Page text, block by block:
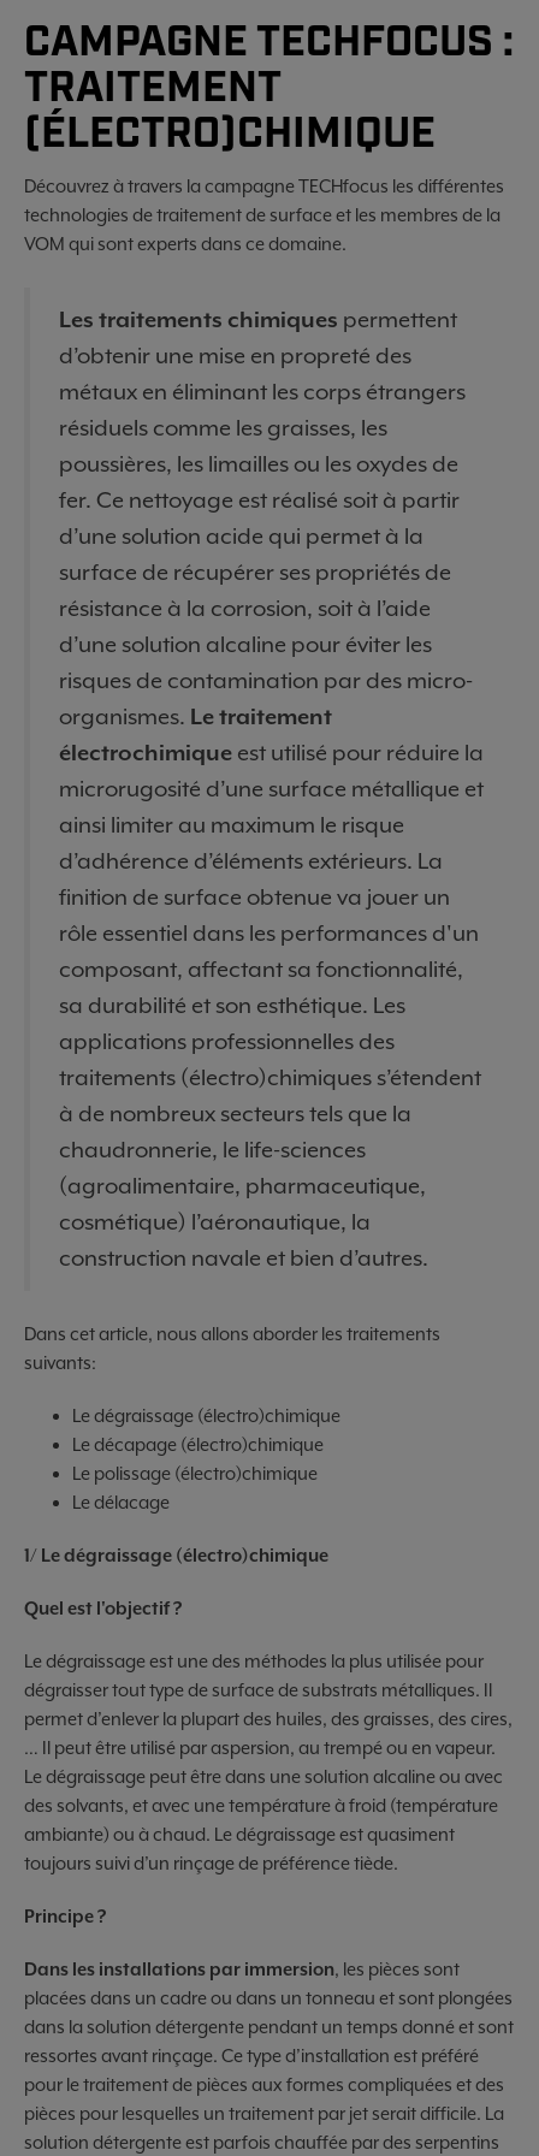
CAMPAGNE TECHFOCUS :
TRAITEMENT
(ÉLECTRO)CHIMIQUE
Découvrez à travers la campagne TECHfocus les différentes
technologies de traitement de surface et les membres de la
VOM qui sont experts dans ce domaine.
Les traitements chimiques permettent
d’obtenir une mise en propreté des
métaux en éliminant les corps étrangers
résiduels comme les graisses, les
poussières, les limailles ou les oxydes de
fer. Ce nettoyage est réalisé soit à partir
d’une solution acide qui permet à la
surface de récupérer ses propriétés de
résistance à la corrosion, soit à l’aide
d’une solution alcaline pour éviter les
risques de contamination par des micro-
organismes. Le traitement
électrochimique est utilisé pour réduire la
microrugosité d’une surface métallique et
ainsi limiter au maximum le risque
d’adhérence d’éléments extérieurs. La
finition de surface obtenue va jouer un
rôle essentiel dans les performances d'un
composant, affectant sa fonctionnalité,
sa durabilité et son esthétique. Les
applications professionnelles des
traitements (électro)chimiques s’étendent
à de nombreux secteurs tels que la
chaudronnerie, le life-sciences
(agroalimentaire, pharmaceutique,
cosmétique) l’aéronautique, la
construction navale et bien d’autres.
Dans cet article, nous allons aborder les traitements
suivants:
Le dégraissage (électro)chimique
Le décapage (électro)chimique
Le polissage (électro)chimique
Le délacage
1/ Le dégraissage (électro)chimique
Quel est l'objectif ?
Le dégraissage est une des méthodes la plus utilisée pour
dégraisser tout type de surface de substrats métalliques. Il
permet d’enlever la plupart des huiles, des graisses, des cires,
… Il peut être utilisé par aspersion, au trempé ou en vapeur.
Le dégraissage peut être dans une solution alcaline ou avec
des solvants, et avec une température à froid (température
ambiante) ou à chaud. Le dégraissage est quasiment
toujours suivi d’un rinçage de préférence tiède.
Principe ?
Dans les installations par immersion, les pièces sont
placées dans un cadre ou dans un tonneau et sont plongées
dans la solution détergente pendant un temps donné et sont
ressortes avant rinçage. Ce type d’installation est préféré
pour le traitement de pièces aux formes compliquées et des
pièces pour lesquelles un traitement par jet serait difficile. La
solution détergente est parfois chauffée par des serpentins